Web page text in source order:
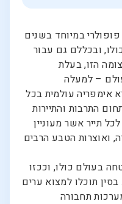
במיוחד בשנים
ובכללם גם עבור
הזו, בעלת
– למעלה
אימפריה עולמית בכל
התרבות והתיירות
תייר אשר מעוניין
ואוצרות הטבע הרבים
בעולם כולו, וככזו
תוכלו למצוא ערים
תחבורה